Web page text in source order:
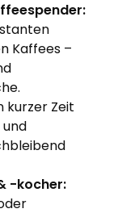
Kaffees –
kurzer Zeit
-kocher: